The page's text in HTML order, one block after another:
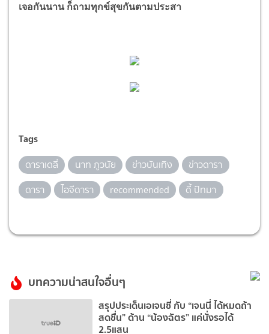
เจอกันนาน ก็ถามทุกข์สุขกันตามประสา
Tags
ดาราเดลี่ นาท ภูวนัย ข่าวบันเทิง
ข่าวดารา
ดารา
ไอจีดารา recommended ดี้ ปัทมา
บทความน่าสนใจอื่นๆ
สรุปประเด็นเอเจนซี่ กับ “เจนนี่ ได้หมดถ้า
สดชื่น” ด้าน “น้องฉัตร” แค่นั่งรอได้
2.5แสน